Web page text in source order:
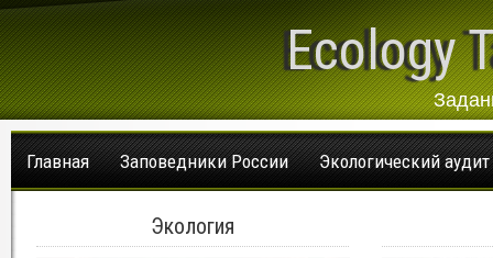
Ecology
Главная Заповедники России Экологический аудит
Экология